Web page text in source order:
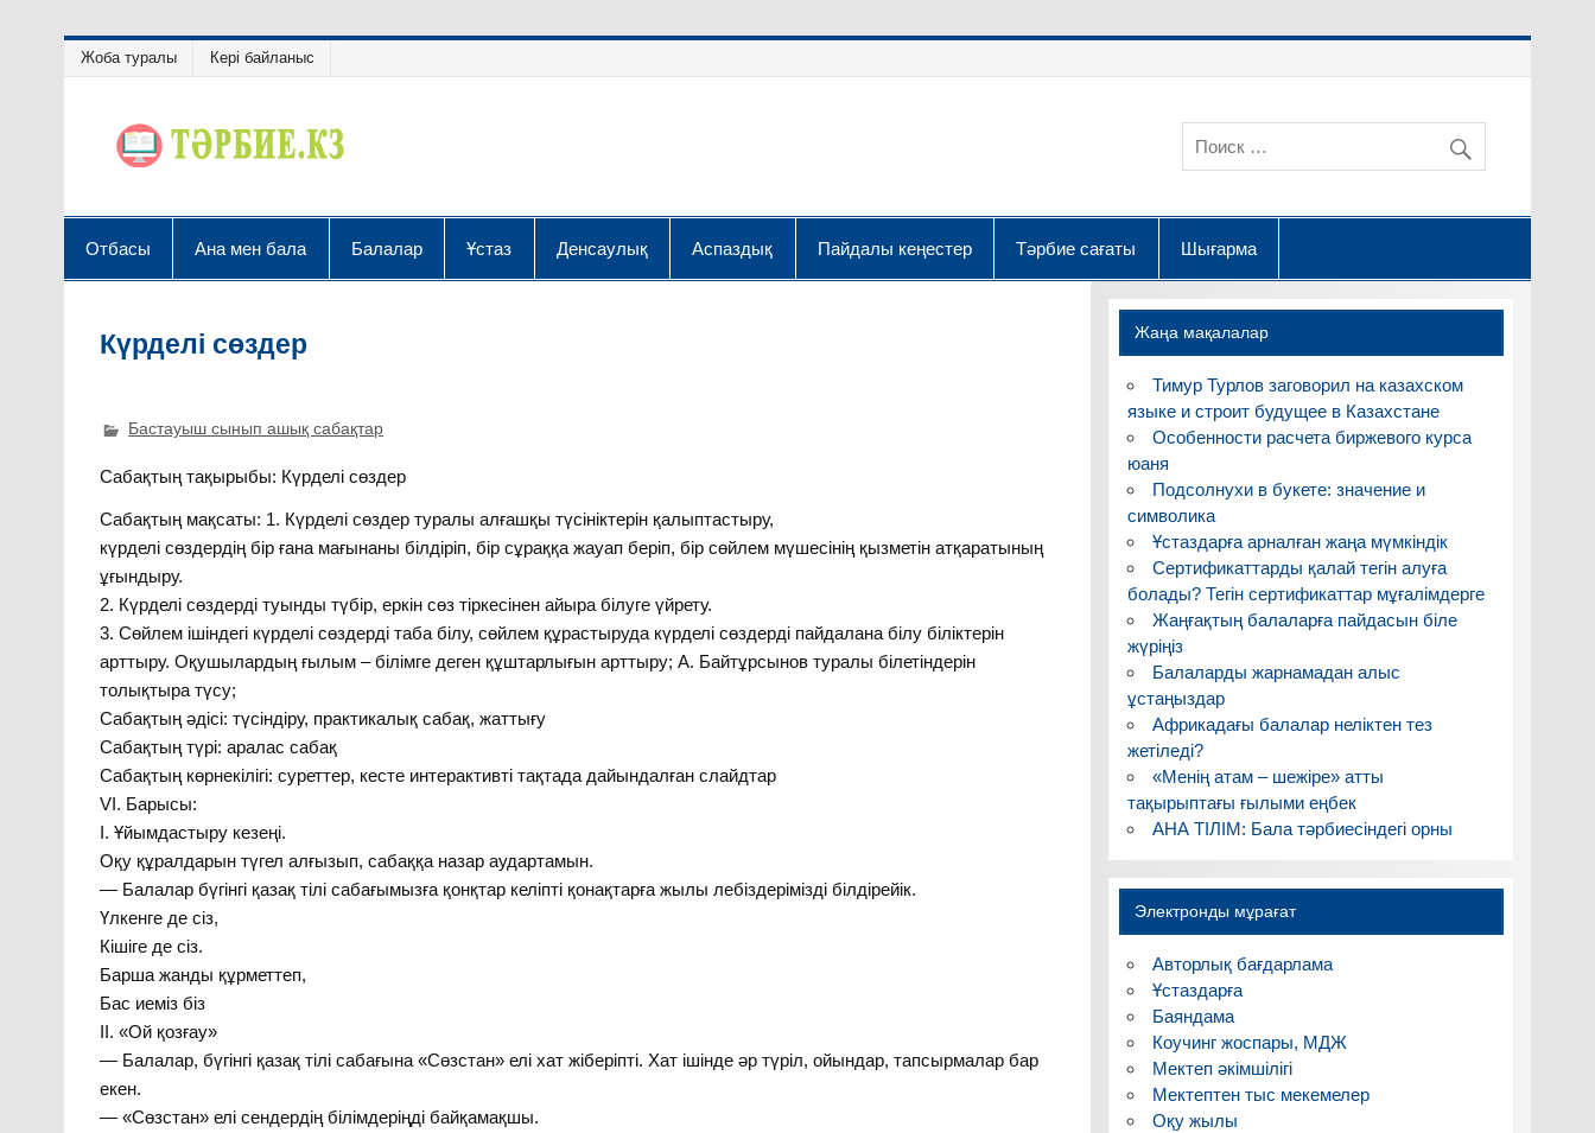
Жоба туралы Кері байланыс
Отбасы Ана мен бала Балалар Ұстаз Денсаулық Аспаздық Пайдалы кеңестер Тәрбие сағаты Шығарма
Күрделі сөздер
Бастауыш сынып ашық сабақтар
Сабақтың тақырыбы: Күрделі сөздер
Сабақтың мақсаты: 1. Күрделі сөздер туралы алғашқы түсініктерін қалыптастыру,
күрделі сөздердің бір ғана мағынаны білдіріп, бір сұраққа жауап беріп, бір сөйлем мүшесінің қызметін атқаратының
ұғындыру.
2. Күрделі сөздерді туынды түбір, еркін сөз тіркесінен айыра білуге үйрету.
3. Сөйлем ішіндегі күрделі сөздерді таба білу, сөйлем құрастыруда күрделі сөздерді пайдалана білу біліктерін
арттыру. Оқушылардың ғылым – білімге деген құштарлығын арттыру; А. Байтұрсынов туралы білетіндерін
толықтыра түсу;
Сабақтың әдісі: түсіндіру, практикалық сабақ, жаттығу
Сабақтың түрі: аралас сабақ
Сабақтың көрнекілігі: суреттер, кесте интерактивті тақтада дайындалған слайдтар
VI. Барысы:
I. Ұйымдастыру кезеңі.
Оқу құралдарын түгел алғызып, сабаққа назар аудартамын.
— Балалар бүгінгі қазақ тілі сабағымызға қонқтар келіпті қонақтарға жылы лебіздерімізді білдірейік.
Үлкенге де сіз,
Кішіге де сіз.
Барша жанды құрметтеп,
Бас иеміз біз
II. «Ой қозғау»
— Балалар, бүгінгі қазақ тілі сабағына «Сөзстан» елі хат жіберіпті. Хат ішінде әр түріл, ойындар, тапсырмалар бар
екен.
— «Сөзстан» елі сендердің білімдеріңді байқамақшы.
Жаңа мақалалар
Тимур Турлов заговорил на казахском
языке и строит будущее в Казахстане
Особенности расчета биржевого курса
юаня
Подсолнухи в букете: значение и
символика
Ұстаздарға арналған жаңа мүмкіндік
Сертификаттарды қалай тегін алуға
болады? Тегін сертификаттар мұғалімдерге
Жаңғақтың балаларға пайдасын біле
жүріңіз
Балаларды жарнамадан алыс
ұстаңыздар
Африкадағы балалар неліктен тез
жетіледі?
«Менің атам – шежіре» атты
тақырыптағы ғылыми еңбек
АНА ТІЛІМ: Бала тәрбиесіндегі орны
Электронды мұрағат
Авторлық бағдарлама
Ұстаздарға
Баяндама
Коучинг жоспары, МДЖ
Мектеп әкімшілігі
Мектептен тыс мекемелер
Оқу жылы